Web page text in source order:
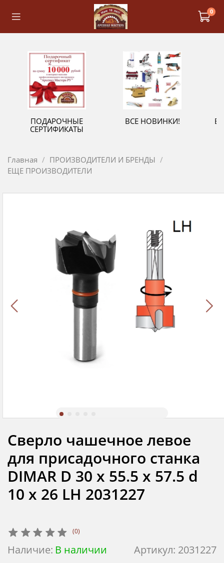
0
ПОДАРОЧНЫЕ
СЕРТИФИКАТЫ
ВСЕ НОВИНКИ!
Главная
ПРОИЗВОДИТЕЛИ И БРЕНДЫ
ЕЩЕ ПРОИЗВОДИТЕЛИ
(0)
Артикул: 2031227
Наличие: В наличии
Сверло чашечное левое
для присадочного станка
DIMAR D 30 x 55.5 x 57.5 d
10 x 26 LH 2031227